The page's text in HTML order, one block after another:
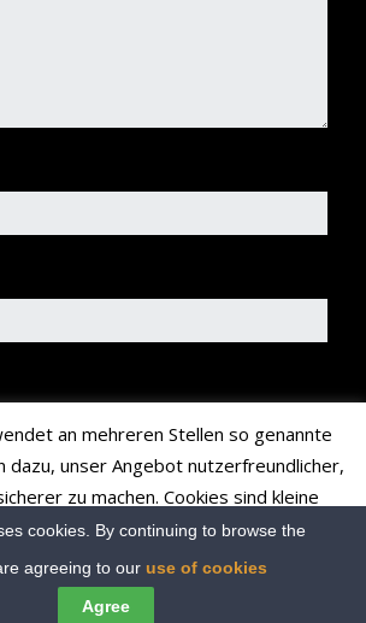
cookies. By continuing to browse the
agreeing to our use of cookies
Agree
an mehreren Stellen so genannte
dazu, unser Angebot nutzerfreundlicher,
zu machen. Cookies sind kleine
Browser speichert und richten auf Ihrem
Schaden an bzw. enthalten keine Viren.